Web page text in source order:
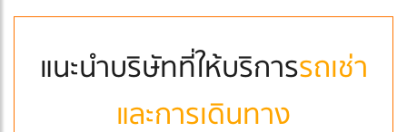
แนะนำบริษัทที่ให้บริการรถเช่า
และการเดินทาง